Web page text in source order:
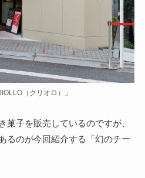
（クリオロ）」
菓子を販売しているのですが、
るのが今回紹介する「幻のチー